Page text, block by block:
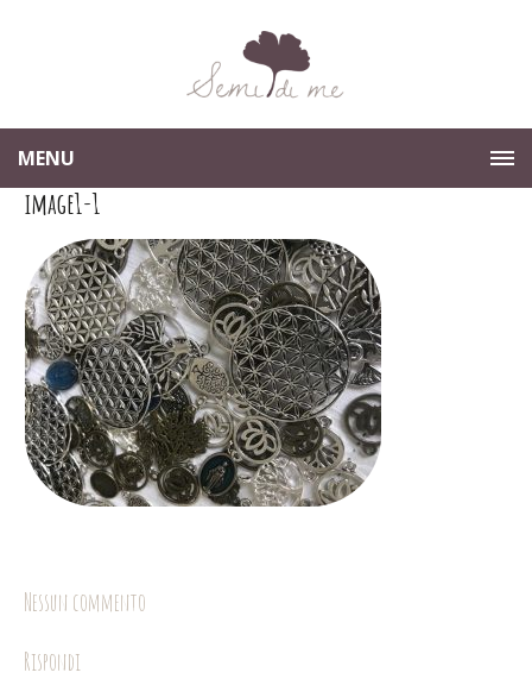
MENU
image1-1
Nessun commento
Rispondi